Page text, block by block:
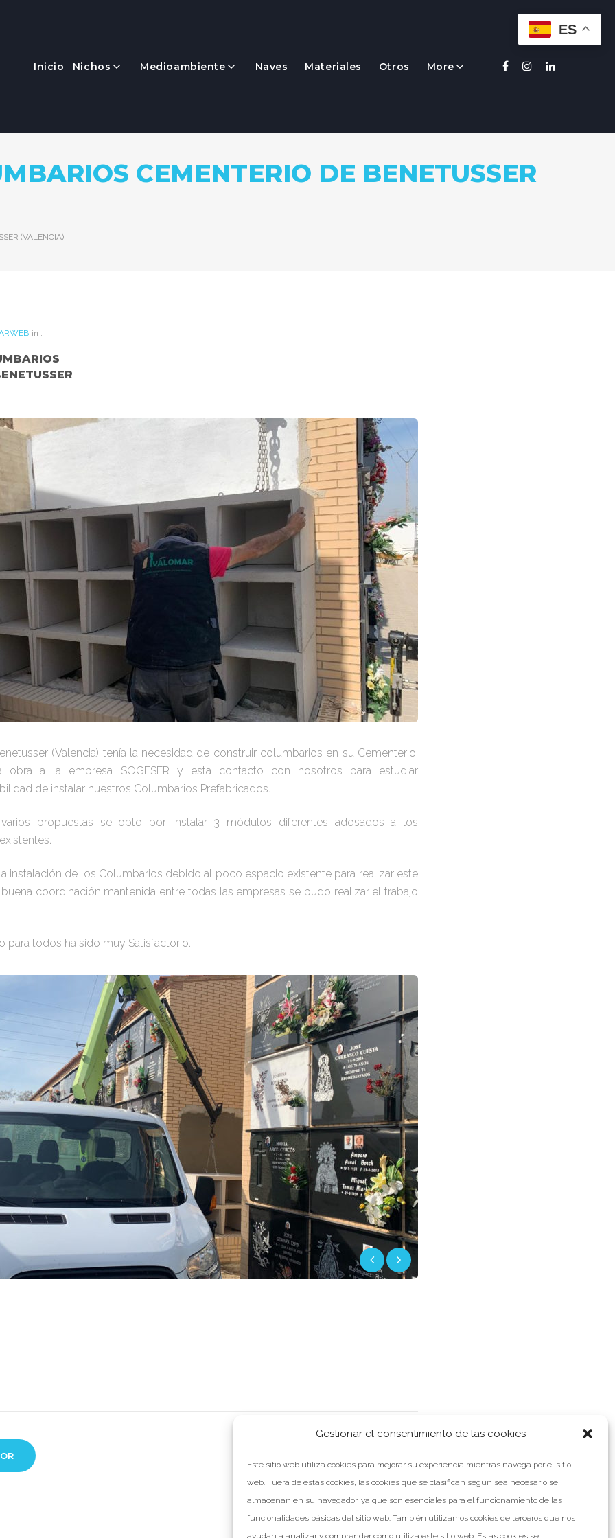
Gestionar el consentimiento de las cookies
Este sitio web utiliza cookies para mejorar su experiencia mientras navega por el sitio
web. Fuera de estas cookies, las cookies que se clasifican según sea necesario se
almacenan en su navegador, ya que son esenciales para el funcionamiento de las
funcionalidades básicas del sitio web. También utilizamos cookies de terceros que nos
ayudan a analizar y comprender cómo utiliza este sitio web. Estas cookies se
Inicio Nichos Medioambiente Naves Materiales Otros More
CEMENTERIO DE BENETUSSER
(VALENCIA)
in ,
(Valencia) tenía la necesidad de construir columbarios en su Cementerio,
obra a la empresa SOGESER y esta contacto con nosotros para estudiar
de instalar nuestros Columbarios Prefabricados.
propuestas se opto por instalar 3 módulos diferentes adosados a los
instalación de los Columbarios debido al poco espacio existente para realizar este
coordinación mantenida entre todas las empresas se pudo realizar el trabajo
para todos ha sido muy Satisfactorio.
ES